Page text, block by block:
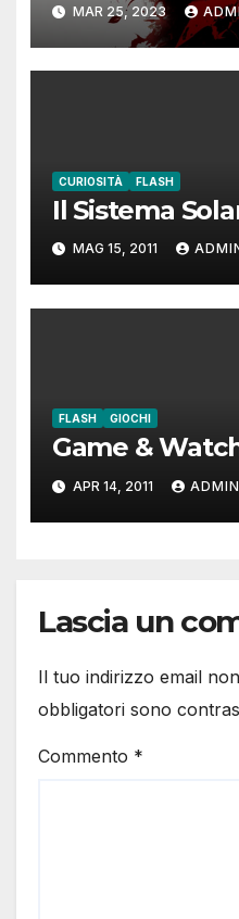
MAR 25, 2023
CURIOSITÀ FLASH
Il Sistema
MAG 15, 2011
FLASH GIOCHI
Game &
APR 14, 2011 ADMIN
Lascia un
Il tuo indirizzo email
obbligatori sono
Commento *